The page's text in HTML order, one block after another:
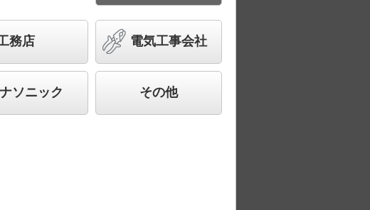
リア ベースダウンライト 美ルック・
マイルド配光） 防雨型／埋込穴φ75
60形1灯器具相当
性を持ち合わせ、快適で先進的な照明環境をご提
務店 電気工事会社
ソニック その他